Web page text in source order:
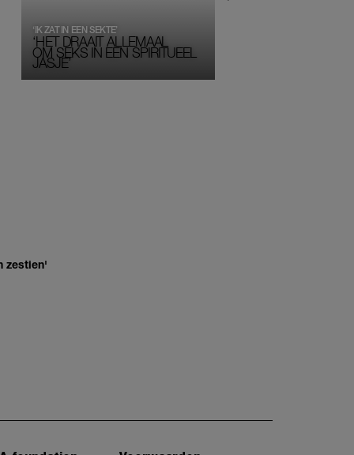
‘HET DRAAIT ALLEMAAL
OM SEKS IN EEN SPIRITUEEL
JASJE’
‘IK ZAT IN EEN SEKTE’
zestien'